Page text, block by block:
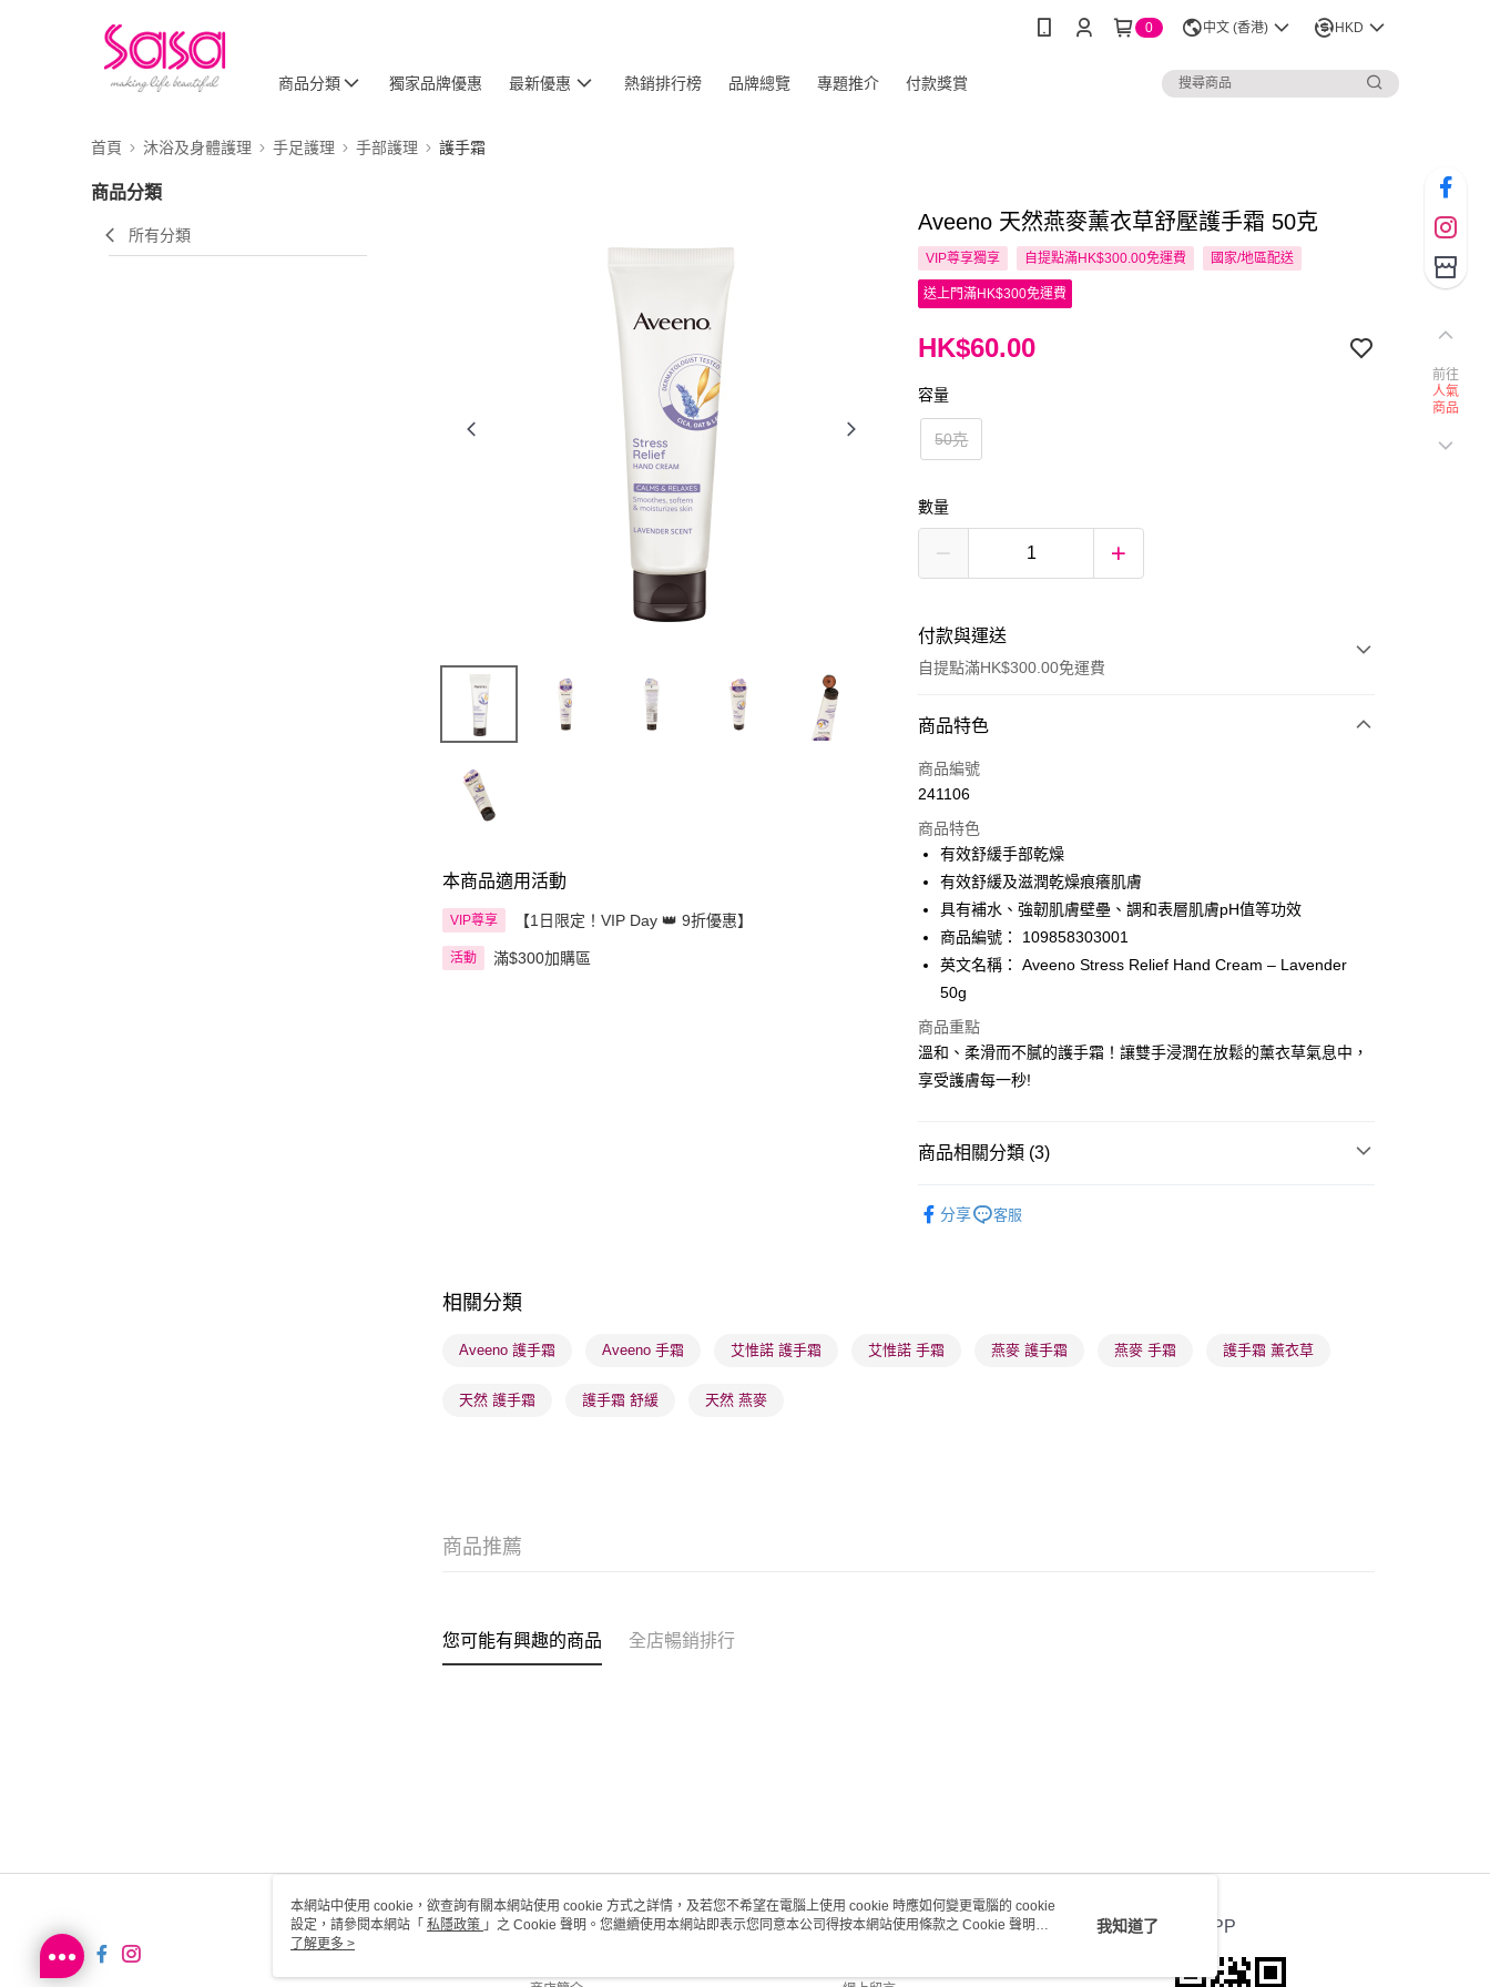
0 中文 (香港) HKD
商品分類 獨家品牌優惠 最新優惠 熱銷排行榜 品牌總覽 專題推介 付款獎賞
首頁 沐浴及身體護理 手足護理 手部護理 護手霜
商品分類
所有分類
本商品適用活動
VIP尊享 【1日限定！VIP Day 👑 9折優惠】
活動 滿$300加購區
Aveeno 天然燕麥薰衣草舒壓護手霜 50克
VIP尊享獨享 自提點滿HK$300.00免運費 國家/地區配送
送上門滿HK$300免運費
HK$60.00
容量
50克
數量
付款與運送
自提點滿HK$300.00免運費
付款方式
信用卡
AlipayHK
PayMe
WeChat Pay
BoC Pay
送貨方式
順豐自助櫃 - 確認發貨後1-3個工作天送達
順豐站及營業點 - 確認發貨後1-3個工作天送達
確認發貨後1-3 工作天送達，訂單將隨機分配至SF順豐速運或京東
取。逾期會取消訂單，並不會安排重寄
商品特色
商品編號
241106
商品特色
有效舒緩手部乾燥
有效舒緩及滋潤乾燥痕癢肌膚
具有補水、強韌肌膚壁壘、調和表層肌膚pH值等功效
商品編號： 109858303001
英文名稱： Aveeno Stress Relief Hand Cream – Lavender
50g
商品重點
溫和、柔滑而不膩的護手霜！讓雙手浸潤在放鬆的薰衣草氣息中，
享受護膚每一秒!
商品相關分類 (3)
分享 客服
相關分類
Aveeno 護手霜 Aveeno 手霜 艾惟諾 護手霜 艾惟諾 手霜 燕麥 護手霜 燕麥 手霜 護手霜 薰衣草
天然 護手霜 護手霜 舒緩 天然 燕麥
商品推薦
您可能有興趣的商品 全店暢銷排行
關於我們 客戶服務 官方APP
前往
人氣
商品
本網站中使用 cookie，欲查詢有關本網站使用 cookie 方式之詳情，及若您不希望在電腦上使用 cookie 時應如何變更電腦的 cookie
設定，請參閱本網站「 私隱政策 」之 Cookie 聲明。您繼續使用本網站即表示您同意本公司得按本網站使用條款之 Cookie 聲明使
用 cookie。
了解更多 >
我知道了